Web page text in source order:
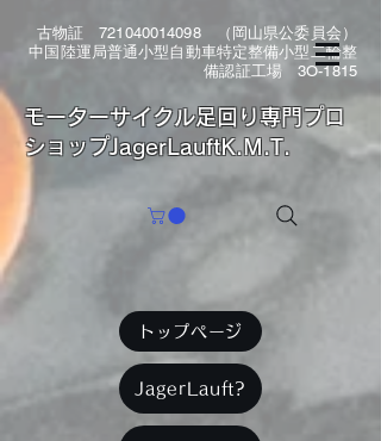
古物証 721040014098（岡山県公委員会）
中国陸運局普通小型自動車特定整備小型二輪整
備認証工場 3O-1815
​モーターサイクル足回り専門プロ
ショップJagerLauftK.M.T.
トップページ
JagerLauft?